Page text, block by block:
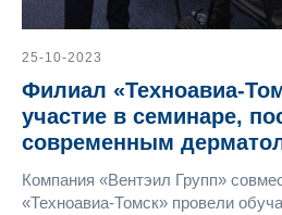
25-10-2023
Филиал «Техноавиа-
участие в семинаре,
современным
Компания «Вентэил Групп»
«Техноавиа-Томск» провели